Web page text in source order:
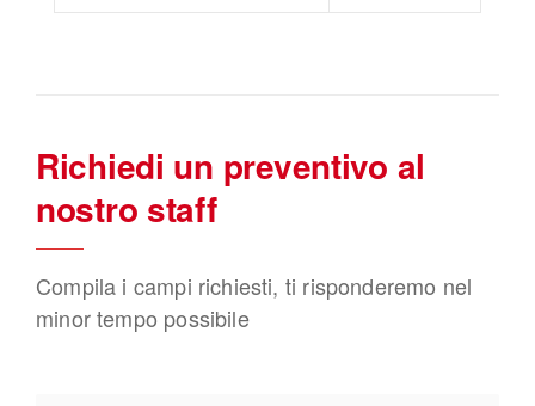
Richiedi un preventivo al
nostro staff
Compila i campi richiesti, ti risponderemo nel
minor tempo possibile